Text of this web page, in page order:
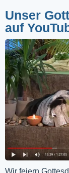
Unser
auf
Wir feiern